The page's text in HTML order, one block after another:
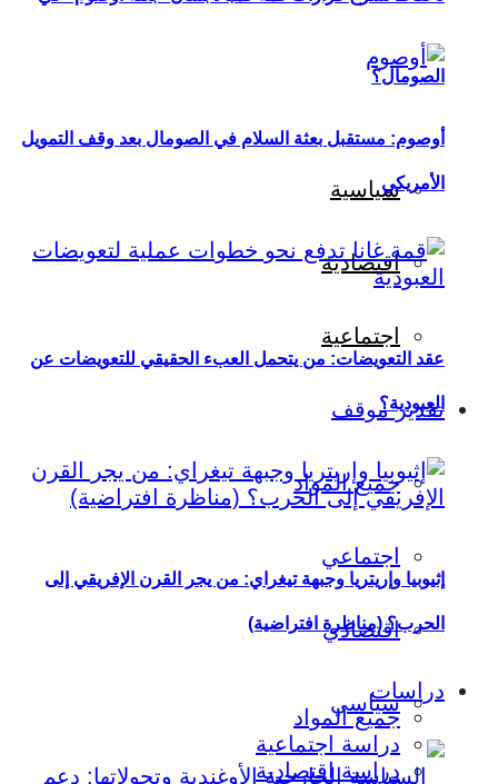
الصومال؟
سياسية
اقتصادية
اجتماعية
تقدير موقف
جميع المواد
اجتماعي
اقتصادي
سياسي
أوصوم: مستقبل بعثة السلام في الصومال بعد وقف التمويل
الأمريكي
عقد التعويضات: من يتحمل العبء الحقيقي للتعويضات عن
العبودية؟
إثيوبيا وإريتريا وجبهة تيغراي: من يجر القرن الإفريقي إلى
الحرب؟ (مناظرة افتراضية)
دراسات
جميع المواد
دراسة اجتماعية
دراسة اقتصادية